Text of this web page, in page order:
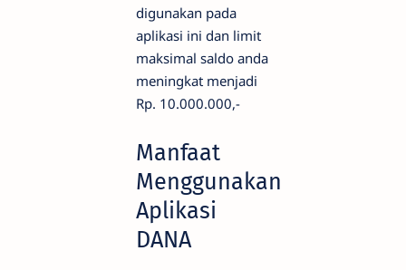
digunakan pada
aplikasi ini dan limit
maksimal saldo anda
meningkat menjadi
Rp. 10.000.000,-
Manfaat
Menggunakan
Aplikasi
DANA